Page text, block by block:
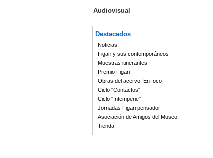
Audiovisual
Destacados
Noticias
Figari y sus contemporáneos
Muestras itinerantes
Premio Figari
Obras del acervo. En foco
Ciclo "Contactos"
Ciclo "Intemperie"
Jornadas Figari pensador
Asociación de Amigos del Museo
Tienda